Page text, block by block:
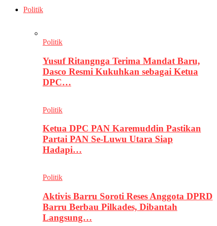
Politik
Politik
Yusuf Ritangnga Terima Mandat Baru,
Dasco Resmi Kukuhkan sebagai Ketua
DPC…
Politik
Ketua DPC PAN Karemuddin Pastikan
Partai PAN Se-Luwu Utara Siap
Hadapi…
Politik
Aktivis Barru Soroti Reses Anggota DPRD
Barru Berbau Pilkades, Dibantah
Langsung…